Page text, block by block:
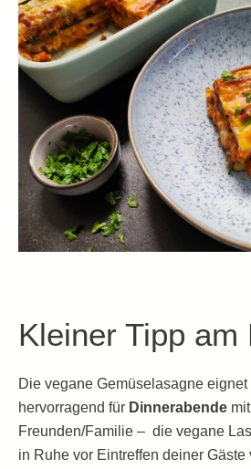
Kleiner Tipp am
Die vegane Gemüselasagne eignet
hervorragend für Dinnerabende
Freunden/Familie – die vegane
in Ruhe vor Eintreffen deiner Gäste